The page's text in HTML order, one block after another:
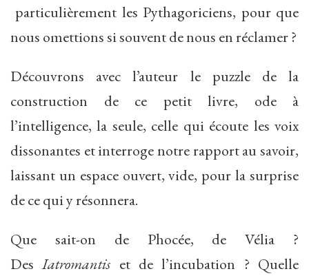
particulièrement les Pythagoriciens, pour que
nous omettions si souvent de nous en réclamer ?
Découvrons avec l’auteur le puzzle de la
construction de ce petit livre, ode à
l’intelligence, la seule, celle qui écoute les voix
dissonantes et interroge notre rapport au savoir,
laissant un espace ouvert, vide, pour la surprise
de ce qui y résonnera.
Que sait-on de Phocée, de Vélia ?
DesIatromantis et de l’incubation ? Quelle